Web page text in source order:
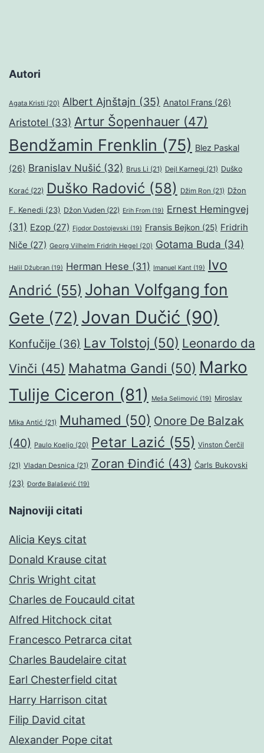
Autori
Agata Kristi (20) Albert Ajnštajn (35) Anatol Frans (26)
Aristotel (33) Artur Šopenhauer (47)
Bendžamin Frenklin (75) Blez Paskal
(26) Branislav Nušić (32) Brus Li (21) Dejl Karnegi (21) Duško
Korać (22) Duško Radović (58) Džim Ron (21) Džon
F. Kenedi (23) Džon Vuden (22) Erih From (19) Ernest Hemingvej
(31) Ezop (27) Fjodor Dostojevski (19) Fransis Bejkon (25) Fridrih
Niče (27) Georg Vilhelm Fridrih Hegel (20) Gotama Buda (34)
Halil Džubran (19) Herman Hese (31) Imanuel Kant (19)
Ivo
Andrić (55) Johan Volfgang fon
Gete (72) Jovan Dučić (90)
Konfučije (36) Lav Tolstoj (50) Leonardo da
Vinči (45) Mahatma Gandi (50) Marko
Tulije Ciceron (81) Meša Selimović (19) Miroslav
Mika Antić (21) Muhamed (50) Onore De Balzak
(40) Paulo Koeljo (20) Petar Lazić (55) Vinston Čerčil
(21) Vladan Desnica (21) Zoran Đinđić (43) Čarls Bukovski
(23) Đorđe Balašević (19)
Najnoviji citati
Alicia Keys citat
Donald Krause citat
Chris Wright citat
Charles de Foucauld citat
Alfred Hitchock citat
Francesco Petrarca citat
Charles Baudelaire citat
Earl Chesterfield citat
Harry Harrison citat
Filip David citat
Alexander Pope citat